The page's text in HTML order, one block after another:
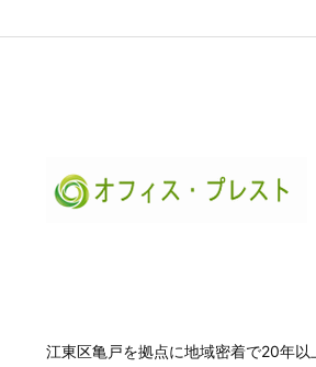
江東区亀戸を拠点に地域密着で20年